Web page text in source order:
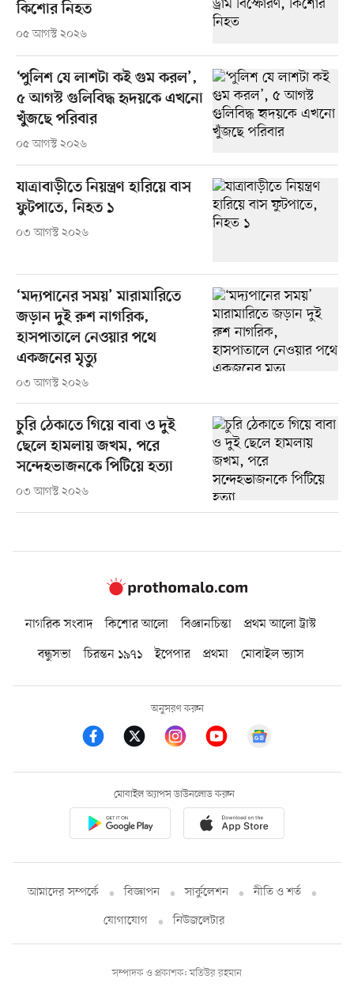
কিশোর নিহত
০৫ আগস্ট ২০২৬
‘পুলিশ যে লাশটা কই গুম করল’,
৫ আগস্ট গুলিবিদ্ধ হৃদয়কে এখনো
খুঁজছে পরিবার
০৫ আগস্ট ২০২৬
যাত্রাবাড়ীতে নিয়ন্ত্রণ হারিয়ে বাস
ফুটপাতে, নিহত ১
০৩ আগস্ট ২০২৬
‘মদ্যপানের সময়’ মারামারিতে
জড়ান দুই রুশ নাগরিক,
হাসপাতালে নেওয়ার পথে
একজনের মৃত্যু
০৩ আগস্ট ২০২৬
চুরি ঠেকাতে গিয়ে বাবা ও দুই
ছেলে হামলায় জখম, পরে
সন্দেহভাজনকে পিটিয়ে হত্যা
০৩ আগস্ট ২০২৬
নাগরিক সংবাদ কিশোর আলো বিজ্ঞানচিন্তা
প্রথম আলো ট্রাস্ট
বন্ধুসভা
চিরন্তন ১৯৭১ ইপেপার প্রথমা মোবাইল ভ্যাস
অনুসরণ করুন
মোবাইল অ্যাপস ডাউনলোড করুন
আমাদের সম্পর্কে বিজ্ঞাপন সার্কুলেশন
নীতি ও শর্ত
যোগাযোগ
নিউজলেটার
সম্পাদক ও প্রকাশক: মতিউর রহমান